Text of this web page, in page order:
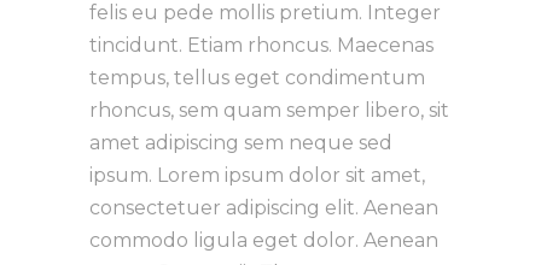
felis eu pede mollis pretium. Integer
tincidunt. Etiam rhoncus. Maecenas
tempus, tellus eget condimentum
rhoncus, sem quam semper libero, sit
amet adipiscing sem neque sed
ipsum. Lorem ipsum dolor sit amet,
consectetuer adipiscing elit. Aenean
commodo ligula eget dolor. Aenean